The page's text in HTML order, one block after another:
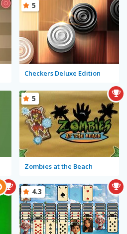
Checkers Deluxe Edition
5
Zombies at the Beach
5
4.3